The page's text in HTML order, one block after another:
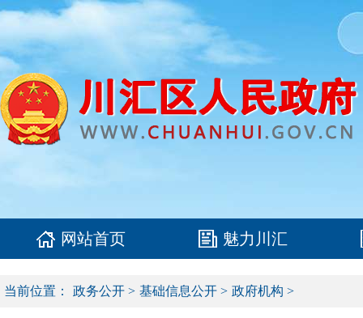
网站首页 魅力川汇
当前位置： 政务公开 > 基础信息公开 > 政府机构 >